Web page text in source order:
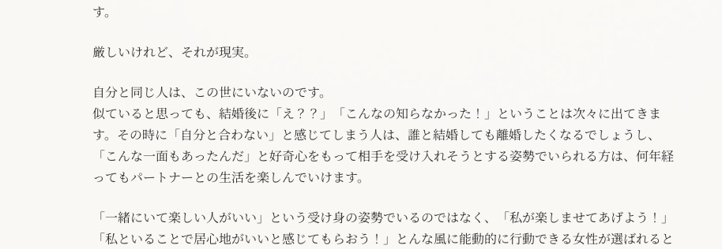
す。
厳しいけれど、それが現実。
自分と同じ人は、この世にいないのです。
似ていると思っても、結婚後に「え？？」「こんなの知らなかった！」ということは次々に出てきま
す。その時に「自分と合わない」と感じてしまう人は、誰と結婚しても離婚したくなるでしょうし、
「こんな一面もあったんだ」と好奇心をもって相手を受け入れそうとする姿勢でいられる方は、何年経
ってもパートナーとの生活を楽しんでいけます。
「一緒にいて楽しい人がいい」という受け身の姿勢でいるのではなく、「私が楽しませてあげよう！」
「私といることで居心地がいいと感じてもらおう！」とんな風に能動的に行動できる女性が選ばれると